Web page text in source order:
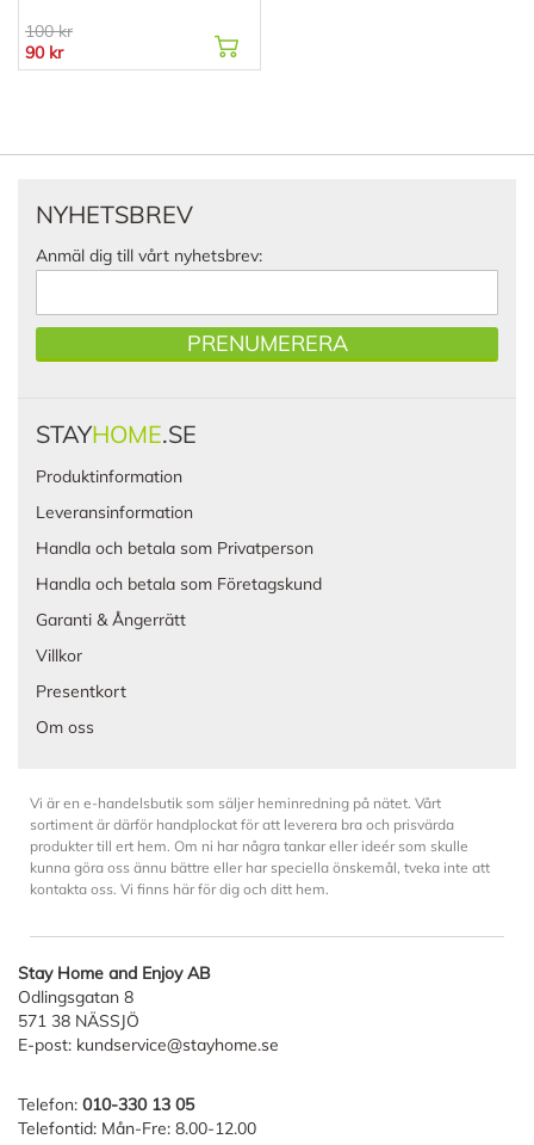
100 kr
90 kr
NYHETSBREV
Anmäl dig till vårt nyhetsbrev:
PRENUMERERA
STAYHOME.SE
Produktinformation
Leveransinformation
Handla och betala som Privatperson
Handla och betala som Företagskund
Garanti & Ångerrätt
Villkor
Presentkort
Om oss
Vi är en e-handelsbutik som säljer heminredning på nätet. Vårt
sortiment är därför handplockat för att leverera bra och prisvärda
produkter till ert hem. Om ni har några tankar eller ideér som skulle
kunna göra oss ännu bättre eller har speciella önskemål, tveka inte att
kontakta oss. Vi finns här för dig och ditt hem.
Stay Home and Enjoy AB
Odlingsgatan 8
571 38 NÄSSJÖ
E-post: kundservice@stayhome.se
Telefon: 010-330 13 05
Telefontid: Mån-Fre: 8.00-12.00